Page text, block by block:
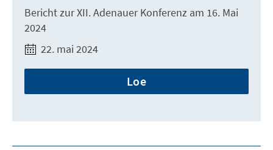
Bericht zur XII. Adenauer Konferenz am 16. Mai
2024
22. mai 2024
Loe